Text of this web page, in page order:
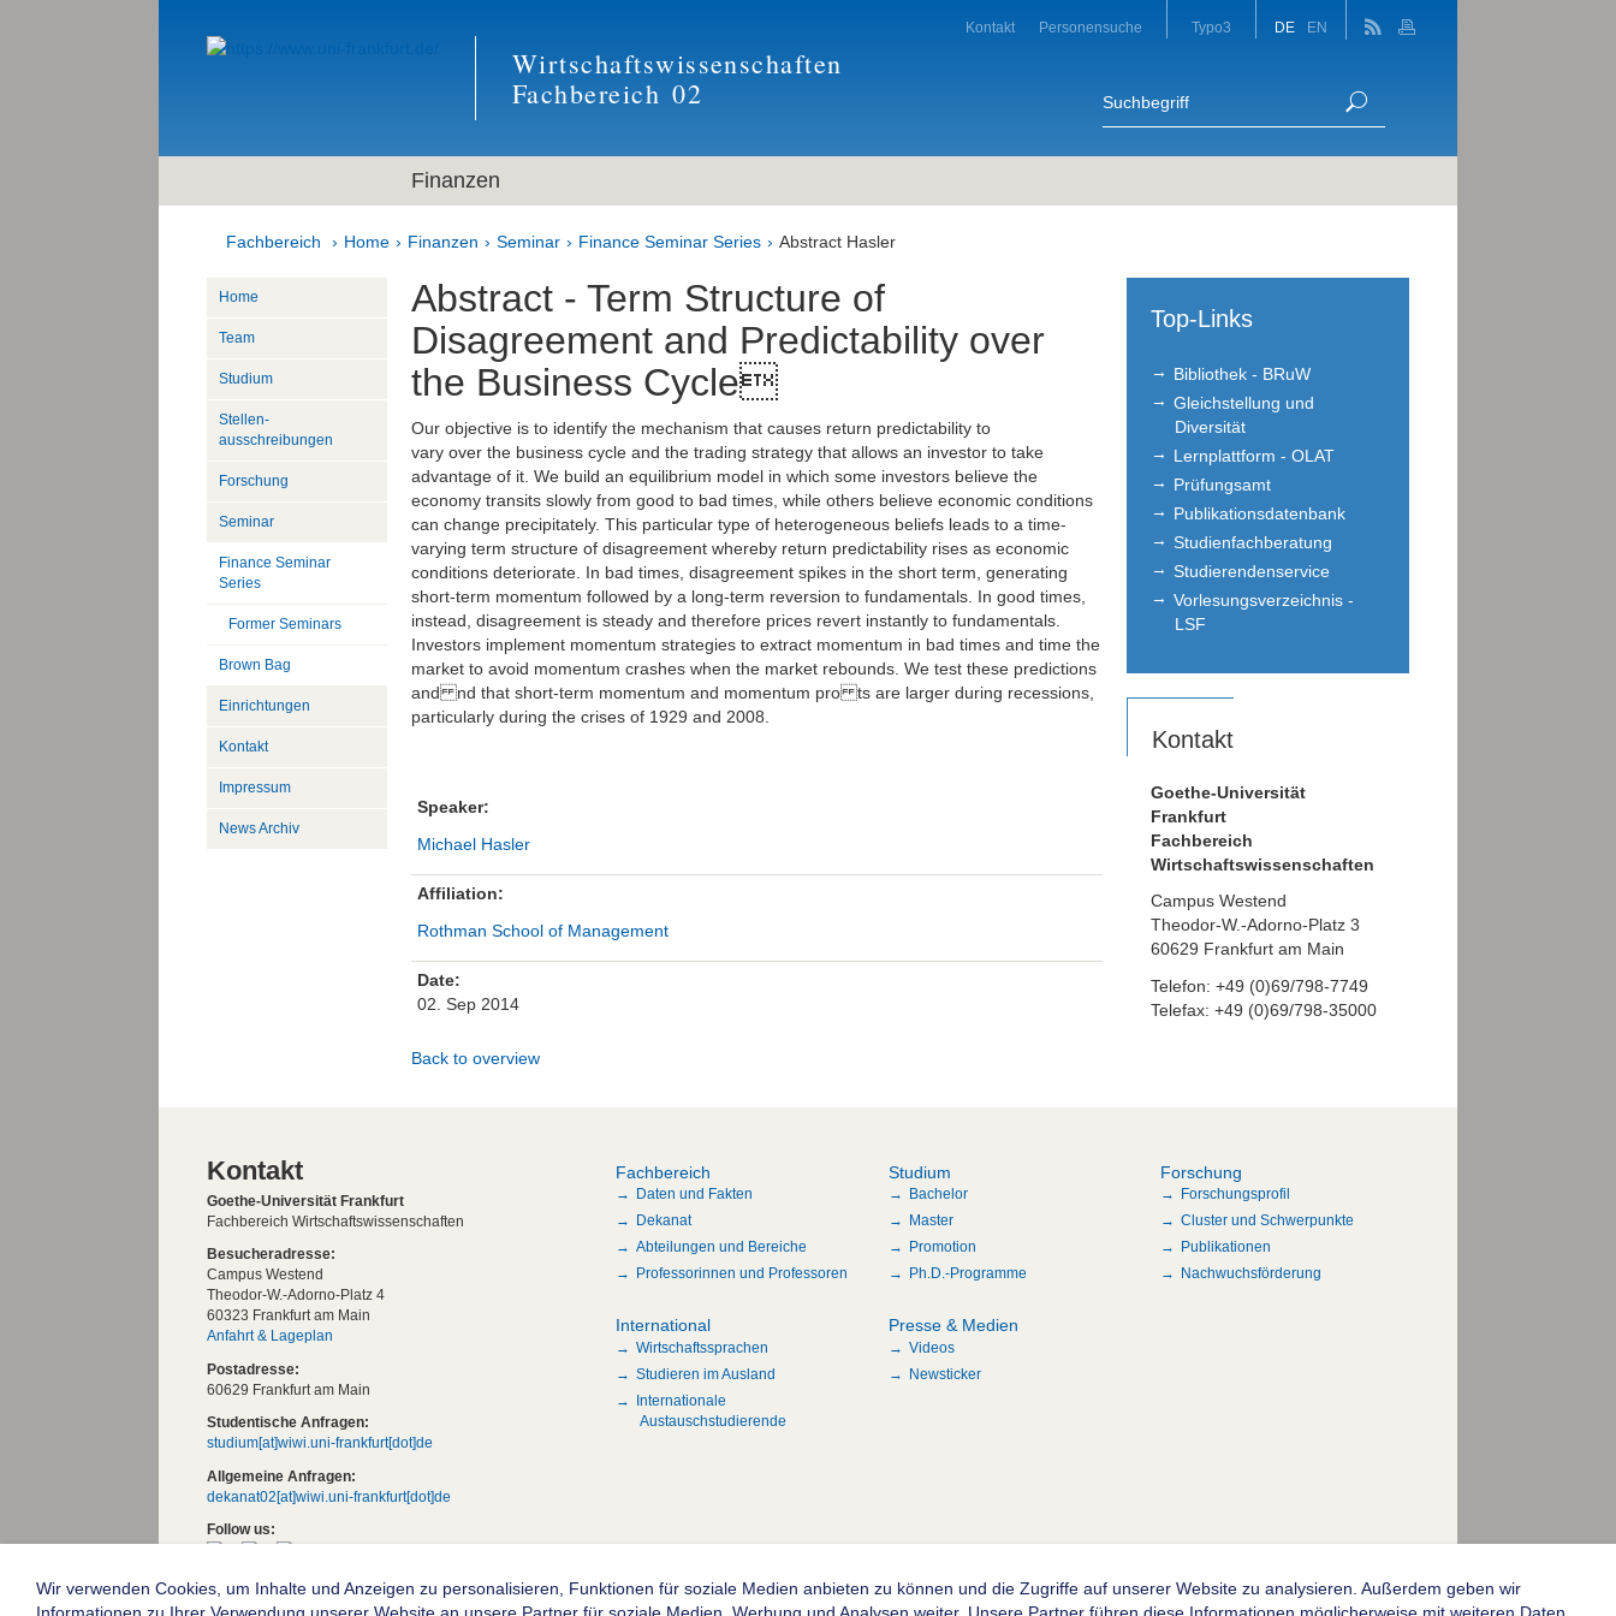
Wirtschaftswissenschaften
Fachbereich 02
Kontakt Personensuche Typo3 DE EN
Finanzen
Fachbereich Home Finanzen Seminar Finance Seminar Series Abstract Hasler
Abstract - Term Structure of
Disagreement and Predictability over
the Business Cycle
Our objective is to identify the mechanism that causes return predictability to
vary over the business cycle and the trading strategy that allows an investor to take
advantage of it. We build an equilibrium model in which some investors believe the
economy transits slowly from good to bad times, while others believe economic conditions
can change precipitately. This particular type of heterogeneous beliefs leads to a time-
varying term structure of disagreement whereby return predictability rises as economic
conditions deteriorate. In bad times, disagreement spikes in the short term, generating
short-term momentum followed by a long-term reversion to fundamentals. In good times,
instead, disagreement is steady and therefore prices revert instantly to fundamentals.
Investors implement momentum strategies to extract momentum in bad times and time the
market to avoid momentum crashes when the market rebounds. We test these predictions
and nd that short-term momentum and momentum pro ts are larger during recessions,
particularly during the crises of 1929 and 2008.
Speaker:
Michael Hasler
Affiliation:
Rothman School of Management
Date:
02. Sep 2014
Back to overview
Home
Team
Studium
Stellen­
ausschreibungen
Forschung
Seminar
Finance Seminar
Series
Former Seminars
Brown Bag
Einrichtungen
Kontakt
Impressum
News Archiv
Top-Links
Bibliothek - BRuW
Gleichstellung und
Diversität
Lernplattform - OLAT
Prüfungsamt
Publikationsdatenbank
Studienfachberatung
Studierendenservice
Vorlesungsverzeichnis -
LSF
Kontakt
Goethe-Universität
Frankfurt
Fachbereich
Wirtschaftswissenschaften
Campus Westend
Theodor-W.-Adorno-Platz 3
60629 Frankfurt am Main
Telefon: +49 (0)69/798-7749
Telefax: +49 (0)69/798-35000
Kontakt
Goethe-Universität Frankfurt
Fachbereich Wirtschaftswissenschaften
Besucheradresse:
Campus Westend
Theodor-W.-Adorno-Platz 4
60323 Frankfurt am Main
Anfahrt & Lageplan
Postadresse:
60629 Frankfurt am Main
Studentische Anfragen:
studium[at]wiwi.uni-frankfurt[dot]de
Allgemeine Anfragen:
dekanat02[at]wiwi.uni-frankfurt[dot]de
Follow us:
Fachbereich
Daten und Fakten
Dekanat
Abteilungen und Bereiche
Professorinnen und Professoren
Studium
Bachelor
Master
Promotion
Ph.D.-Programme
Forschung
Forschungsprofil
Cluster und Schwerpunkte
Publikationen
Nachwuchsförderung
International
Wirtschaftssprachen
Studieren im Ausland
Internationale
Austauschstudierende
Presse & Medien
Videos
Newsticker
Die Goethe-Universität Frankfurt am Main © 2004-2026 Goethe-Universität Frankfurt am Main
Wir verwenden Cookies, um Inhalte und Anzeigen zu personalisieren, Funktionen für soziale Medien anbieten zu können und die Zugriffe auf unserer Website zu analysieren. Außerdem geben wir